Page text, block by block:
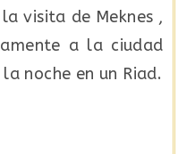
visita de Meknes ,
a la ciudad
noche en un Riad.